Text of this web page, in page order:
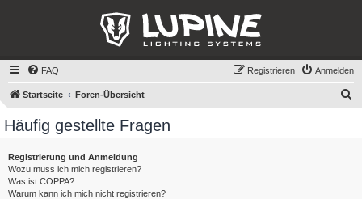
FAQ Anmelden
Registrieren
Startseite Foren-Übersicht
Häufig gestellte Fragen
Registrierung und Anmeldung
Wozu muss ich mich registrieren?
Was ist COPPA?
Warum kann ich mich nicht registrieren?